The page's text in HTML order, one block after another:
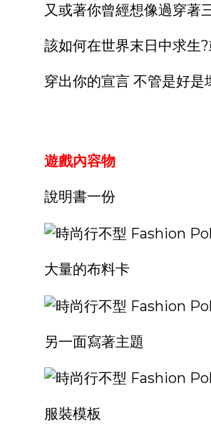
又或著你曾經想像過穿著
該如何在世界末日中求生
穿出你的宣言 不管是好
遊戲內容物
說明書一份
大量的布料卡
另一面寫著主題
服裝模板